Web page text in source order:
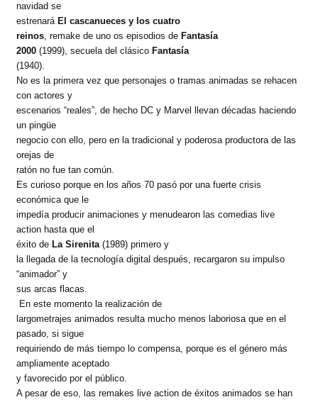
navidad se
estrenará El cascanueces y los cuatro
reinos, remake de uno os episodios de Fantasía
2000 (1999), secuela del clásico Fantasía
(1940).
No es la primera vez que personajes o tramas animadas se rehacen
con actores y
escenarios “reales”, de hecho DC y Marvel llevan décadas haciendo
un pingüe
negocio con ello, pero en la tradicional y poderosa productora de las
orejas de
ratón no fue tan común.
Es curioso porque en los años 70 pasó por una fuerte crisis
económica que le
impedía producir animaciones y menudearon las comedias live
action hasta que el
éxito de La Sirenita(1989) primero y
la llegada de la tecnología digital después, recargaron su impulso
“animador” y
sus arcas flacas.
En este momento la realización de
largometrajes animados resulta mucho menos laboriosa que en el
pasado, si sigue
requiriendo de más tiempo lo compensa, porque es el género más
ampliamente aceptado
y favorecido por el público.
A pesar de eso, las remakes live action de éxitos animados se han